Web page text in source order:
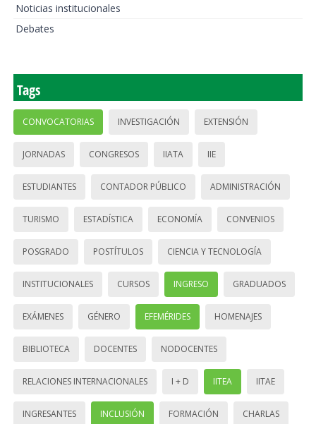
Noticias institucionales
Debates
Tags
CONVOCATORIAS INVESTIGACIÓN EXTENSIÓN
JORNADAS CONGRESOS IIATA IIE
ESTUDIANTES CONTADOR PÚBLICO ADMINISTRACIÓN
TURISMO ESTADÍSTICA ECONOMÍA CONVENIOS
POSGRADO POSTÍTULOS CIENCIA Y TECNOLOGÍA
INSTITUCIONALES CURSOS INGRESO GRADUADOS
EXÁMENES GÉNERO EFEMÉRIDES HOMENAJES
BIBLIOTECA DOCENTES NODOCENTES
RELACIONES INTERNACIONALES I + D IITEA IITAE
INGRESANTES INCLUSIÓN FORMACIÓN CHARLAS